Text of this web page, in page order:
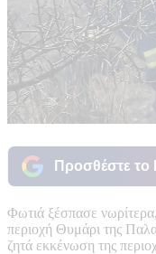
Προσθέστε
Φωτιά ξέσπασε
περιοχή Θυμάρι της
ζητά εκκένωση της